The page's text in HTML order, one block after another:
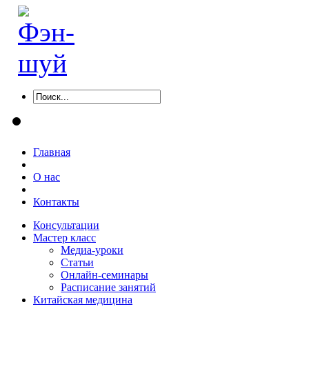
Главная
О нас
Контакты
Консультации
Мастер класс
Медиа-уроки
Статьи
Онлайн-семинары
Расписание занятий
Китайская медицина